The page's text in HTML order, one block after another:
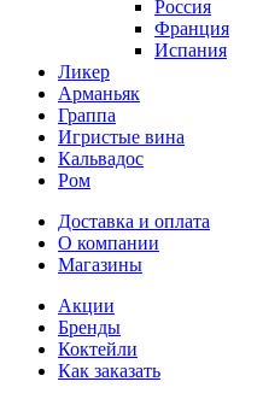
Россия
Франция
Испания
Ликер
Арманьяк
Граппа
Игристые вина
Кальвадос
Ром
Доставка и оплата
О компании
Магазины
Акции
Бренды
Коктейли
Как заказать